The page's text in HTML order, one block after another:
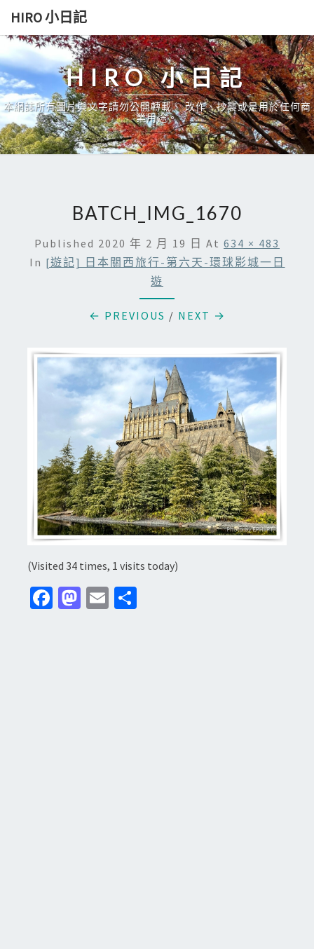
Skip
content
HIRO 小日記
HIRO 小日記
本網誌所有圖片與文字請勿公開轉載、 改作、抄襲或是用於任何商
業用途。
BATCH_IMG_1670
Published 2020 年 2 月 19 日 At 634 × 483
In [遊記] 日本關西旅行-第六天-環球影城一日
遊
← PREVIOUS / NEXT →
(Visited 34 times, 1 visits today)
Fa M E